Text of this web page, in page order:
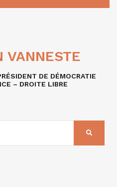
VANNESTE
DE DÉMOCRATIE
– DROITE LIBRE